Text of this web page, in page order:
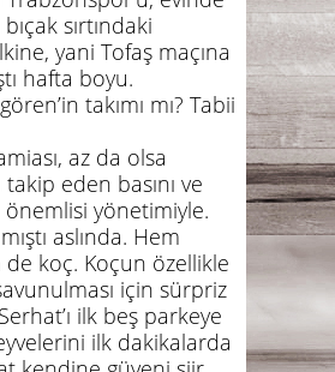
sırtındaki
yani Tofaş maçına
hafta boyu.
takımı mı? Tabii
az da olsa
eden basını ve
yönetimiyle.
aslında. Hem
de koç. Koçun özellikle
için sürpriz
ilk beş parkeye
ilk dakikalarda